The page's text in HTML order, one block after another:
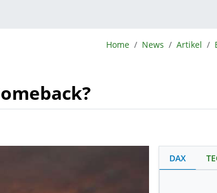
BörsenNEWS.de
Home News Artikel
DAX